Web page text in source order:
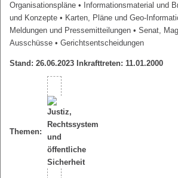
Organisationspläne • Informationsmaterial und
und Konzepte • Karten, Pläne und Geo-
Meldungen und Pressemitteilungen • Senat,
Ausschüsse • Gerichtsentscheidungen
Stand: 26.06.2023 Inkrafttreten: 11.01.2000
Themen: